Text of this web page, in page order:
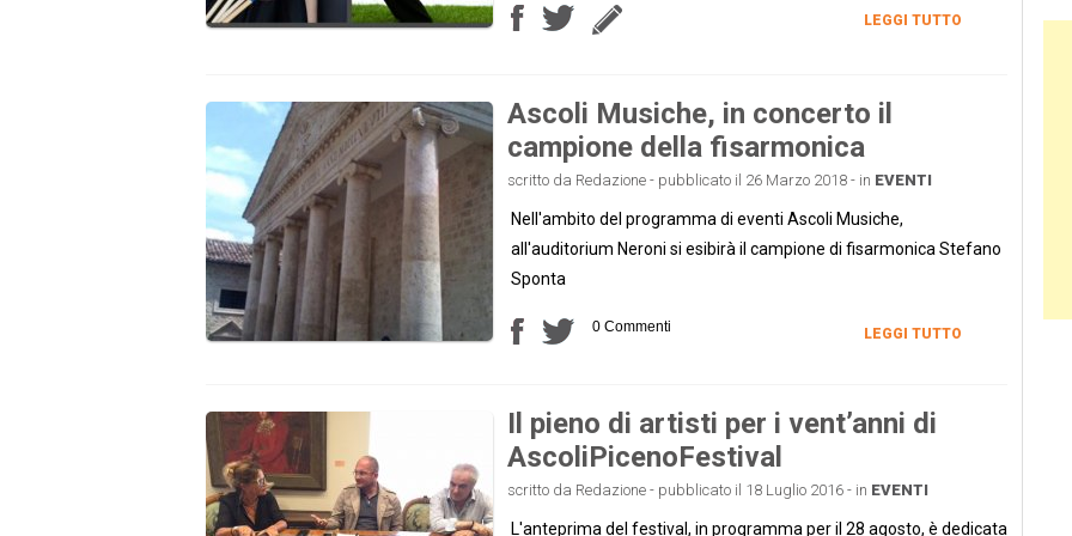
LEGGI TUTTO
Ascoli Musiche, in concerto il
campione della fisarmonica
scritto da Redazione - pubblicato il 26 Marzo 2018 - in EVENTI
Nell'ambito del programma di eventi Ascoli Musiche,
all'auditorium Neroni si esibirà il campione di fisarmonica Stefano
Sponta
0 Commenti LEGGI TUTTO
Il pieno di artisti per i vent’anni di
AscoliPicenoFestival
scritto da Redazione - pubblicato il 18 Luglio 2016 - in EVENTI
L'anteprima del festival, in programma per il 28 agosto, è dedicata